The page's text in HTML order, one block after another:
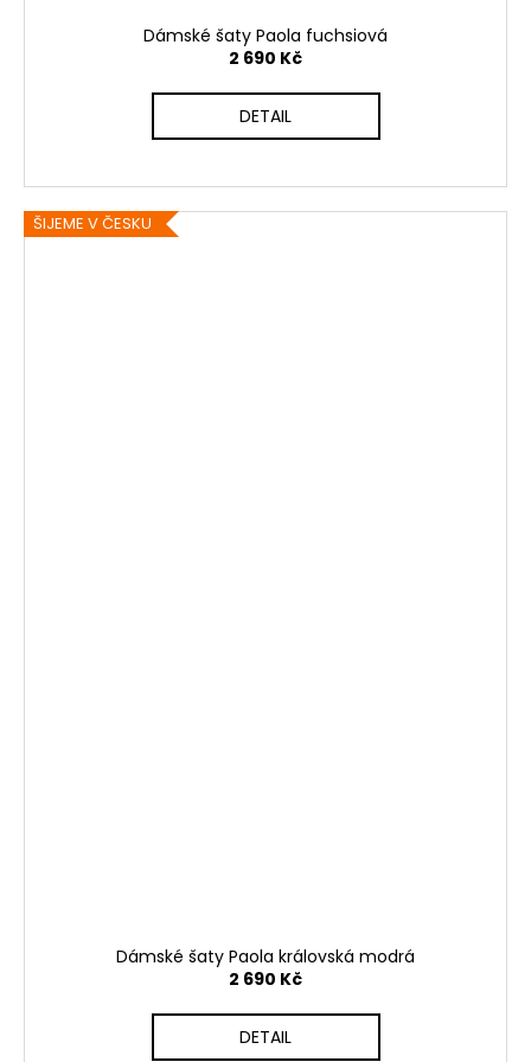
Dámské šaty Paola fuchsiová
2 690 Kč
DETAIL
ŠIJEME V ČESKU
Dámské šaty Paola královská modrá
2 690 Kč
DETAIL